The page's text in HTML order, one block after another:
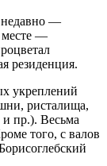
недавно —
месте —
резиденция.
укреплений
ристалища,
пр.). Весьма
того, с валов